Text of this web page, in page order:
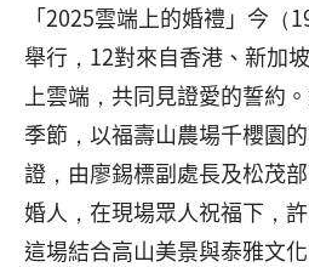
「2025雲端上的婚禮」今（
舉行，12對來自香港、新加
上雲端，共同見證愛的誓約
季節，以福壽山農場千櫻園
證，由廖錫標副處長及松茂
婚人，在現場眾人祝福下，
這場結合高山美景與泰雅文